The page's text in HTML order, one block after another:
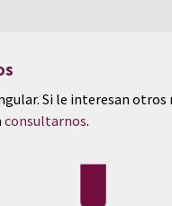
Si le interesan otros
consultarnos.